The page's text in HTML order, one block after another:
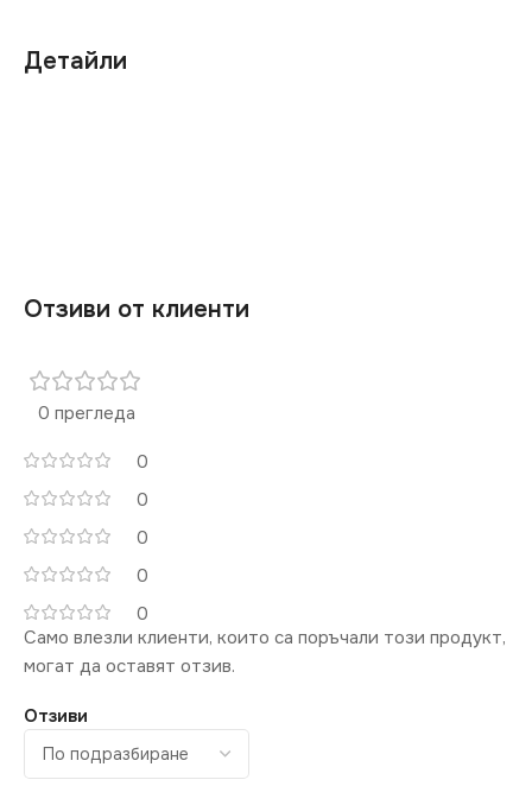
Детайли
Отзиви от клиенти
0 прегледа
0
0
0
0
0
Отзиви
Само влезли клиенти, които са поръчали този продукт,
могат да оставят отзив.